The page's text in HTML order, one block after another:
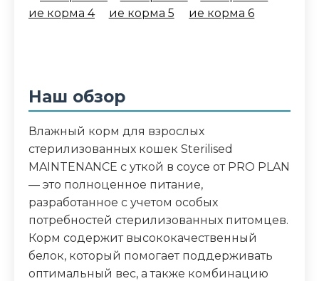
минеральные вещества, масла и жиры,
белок 13%, жир 3.3%, клетчатка 0.4%, зола
2%, влага 78%
Дополнительные ингредиенты
таурин, витамины A, D3, E, железо, йод,
медь, марганец, цинк
Пищевая ценность
Белок (%) 13
Наш обзор
Влажный корм для взрослых
стерилизованных кошек Sterilised
MAINTENANCE с уткой в соусе от PRO PLAN
— это полноценное питание,
разработанное с учетом особых
потребностей стерилизованных питомцев.
Корм содержит высококачественный
белок, который помогает поддерживать
оптимальный вес, а также комбинацию